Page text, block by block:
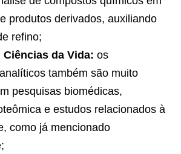
produtos derivados, auxiliando
refino;
Ciências da Vida: os
também são muito
pesquisas biomédicas,
e estudos relacionados à
como já mencionado